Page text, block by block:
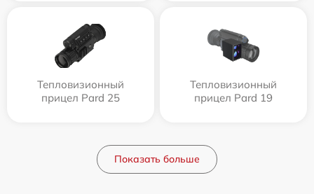
Тепловизионный
прицел Pard 25
Тепловизионный
прицел Pard 19
Показать больше